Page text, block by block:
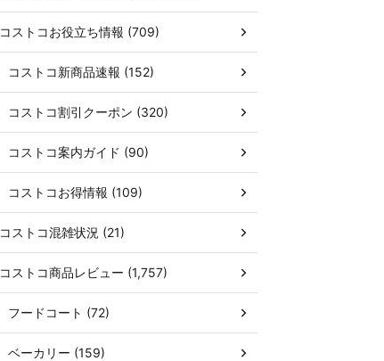
コストコお役立ち情報 (709)
コストコ新商品速報 (152)
コストコ割引クーポン (320)
コストコ案内ガイド (90)
コストコお得情報 (109)
コストコ混雑状況 (21)
コストコ商品レビュー (1,757)
フードコート (72)
ベーカリー (159)